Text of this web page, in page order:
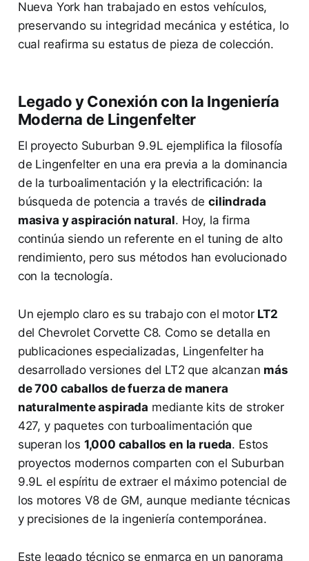
Nueva York han trabajado en estos vehículos,
preservando su integridad mecánica y estética, lo
cual reafirma su estatus de pieza de colección.
Legado y Conexión con la Ingeniería
Moderna de Lingenfelter
El proyecto Suburban 9.9L ejemplifica la filosofía
de Lingenfelter en una era previa a la dominancia
de la turboalimentación y la electrificación: la
búsqueda de potencia a través decilindrada
masiva y aspiración natural. Hoy, la firma
continúa siendo un referente en el tuning de alto
rendimiento, pero sus métodos han evolucionado
con la tecnología.
Un ejemplo claro es su trabajo con el motor LT2
del Chevrolet Corvette C8. Como se detalla en
publicaciones especializadas, Lingenfelter ha
desarrollado versiones del LT2 que alcanzan más
de 700 caballos de fuerza de manera
naturalmente aspirada mediante kits de stroker
427, y paquetes con turboalimentación que
superan los 1,000 caballos en la rueda. Estos
proyectos modernos comparten con el Suburban
9.9L el espíritu de extraer el máximo potencial de
los motores V8 de GM, aunque mediante técnicas
y precisiones de la ingeniería contemporánea.
Este legado técnico se enmarca en un panorama